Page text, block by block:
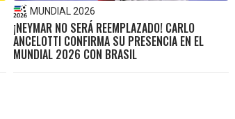
MUNDIAL 2026
¡NEYMAR NO SERÁ REEMPLAZADO! CARLO
ANCELOTTI CONFIRMA SU PRESENCIA EN EL
MUNDIAL 2026 CON BRASIL